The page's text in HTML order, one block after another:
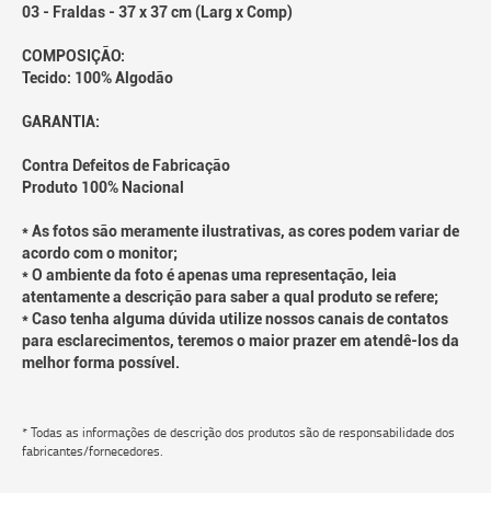
03 - Fraldas - 37 x 37 cm (Larg x Comp)
COMPOSIÇÃO:
Tecido: 100% Algodão
GARANTIA:
Contra Defeitos de Fabricação
Produto 100% Nacional
* As fotos são meramente ilustrativas, as cores podem variar de
acordo com o monitor;
* O ambiente da foto é apenas uma representação, leia
atentamente a descrição para saber a qual produto se refere;
* Caso tenha alguma dúvida utilize nossos canais de contatos
para esclarecimentos, teremos o maior prazer em atendê-los da
melhor forma possível.
* Todas as informações de descrição dos produtos são de responsabilidade dos
fabricantes/fornecedores.